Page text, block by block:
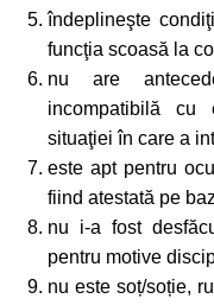
îndeplineşte
funcţia scoasă la
nu are
incompatibilă cu
situaţiei în care a
este apt pentru
fiind atestată pe
nu i-a fost
pentru motive
nu este soț/soție,